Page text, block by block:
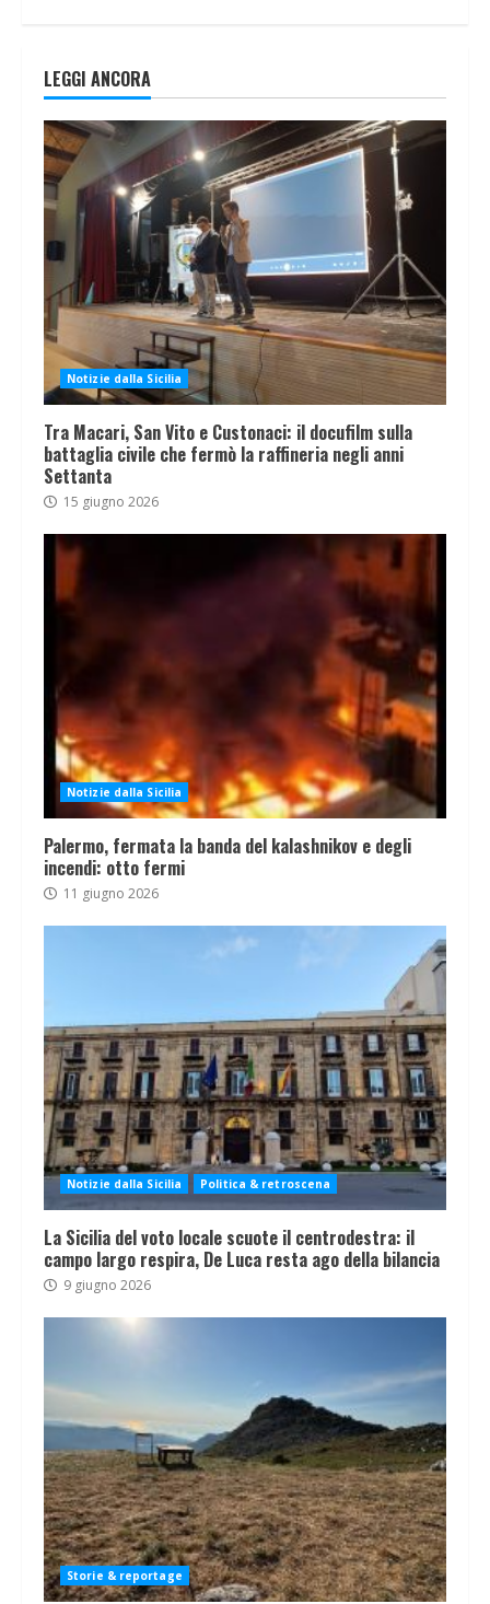
LEGGI ANCORA
Notizie dalla Sicilia
Tra Macari, San Vito e Custonaci: il docufilm sulla
battaglia civile che fermò la raffineria negli anni
Settanta
15 giugno 2026
Notizie dalla Sicilia
Palermo, fermata la banda del kalashnikov e degli
incendi: otto fermi
11 giugno 2026
Notizie dalla Sicilia Politica & retroscena
La Sicilia del voto locale scuote il centrodestra: il
campo largo respira, De Luca resta ago della bilancia
9 giugno 2026
Storie & reportage